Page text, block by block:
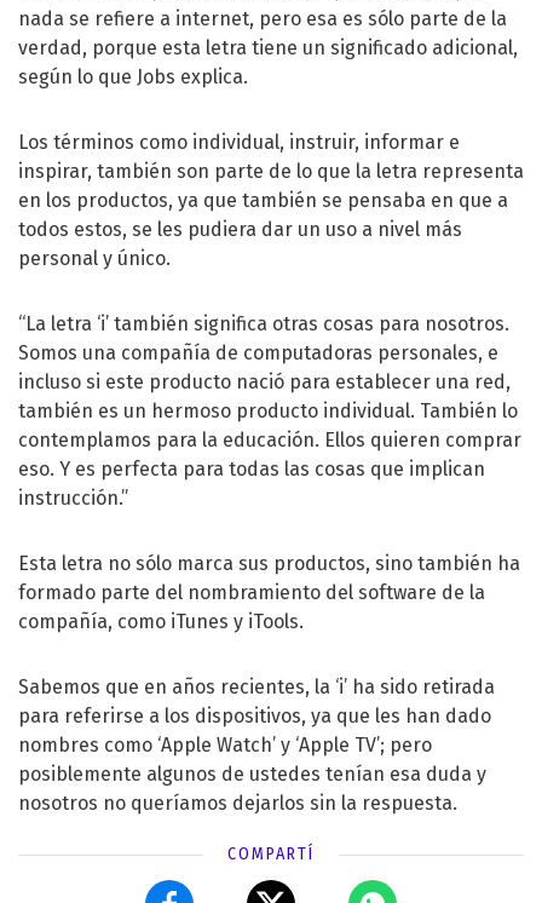
nada se refiere a internet, pero esa es sólo parte de la
verdad, porque esta letra tiene un significado adicional,
según lo que Jobs explica.
Los términos como individual, instruir, informar e
inspirar, también son parte de lo que la letra representa
en los productos, ya que también se pensaba en que a
todos estos, se les pudiera dar un uso a nivel más
personal y único.
“La letra ‘i’ también significa otras cosas para nosotros.
Somos una compañía de computadoras personales, e
incluso si este producto nació para establecer una red,
también es un hermoso producto individual. También lo
contemplamos para la educación. Ellos quieren comprar
eso. Y es perfecta para todas las cosas que implican
instrucción.”
Esta letra no sólo marca sus productos, sino también ha
formado parte del nombramiento del software de la
compañía, como iTunes y iTools.
Sabemos que en años recientes, la ‘i’ ha sido retirada
para referirse a los dispositivos, ya que les han dado
nombres como ‘Apple Watch’ y ‘Apple TV’; pero
posiblemente algunos de ustedes tenían esa duda y
nosotros no queríamos dejarlos sin la respuesta.
COMPARTÍ